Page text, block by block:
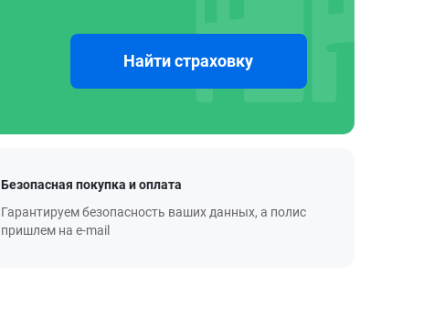
Найти страховку
Безопасная покупка и оплата
Гарантируем безопасность ваших данных, а полис
пришлем на e-mail